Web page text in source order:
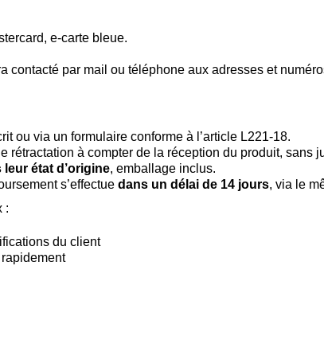
e-carte bleue.
contacté par mail ou téléphone aux adresses et
ou via un formulaire conforme à l’article L221-18.
rétractation à compter de la réception du produit, sans
état d’origine, emballage inclus.
s’effectue dans un délai de 14 jours, via le
:
du client